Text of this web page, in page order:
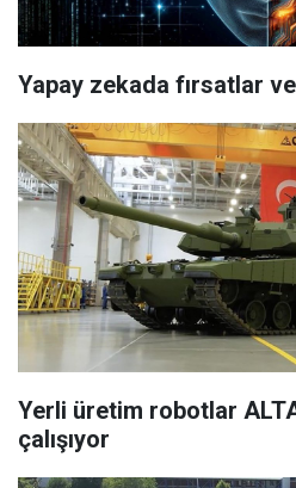
Yapay zekada fırsatlar
Yerli üretim robotlar
çalışıyor